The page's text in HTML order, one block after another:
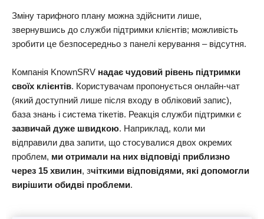
Зміну тарифного плану можна здійснити лише,
звернувшись до служби підтримки клієнтів; можливість
зробити це безпосередньо з панелі керування – відсутня.
Компанія KnownSRV надає чудовий рівень підтримки
своїх клієнтів. Користувачам пропонується онлайн-чат
(який доступний лише після входу в обліковий запис),
база знань і система тікетів. Реакція служби підтримки є
зазвичай дуже швидкою. Наприклад, коли ми
відправили два запити, що стосувалися двох окремих
проблем, ми отримали на них відповіді приблизно
через 15 хвилин, зчіткими відповідями, які допомогли
вирішити обидві проблеми.